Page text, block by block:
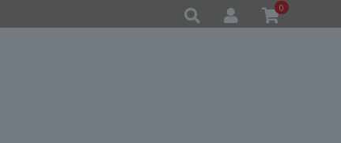
0